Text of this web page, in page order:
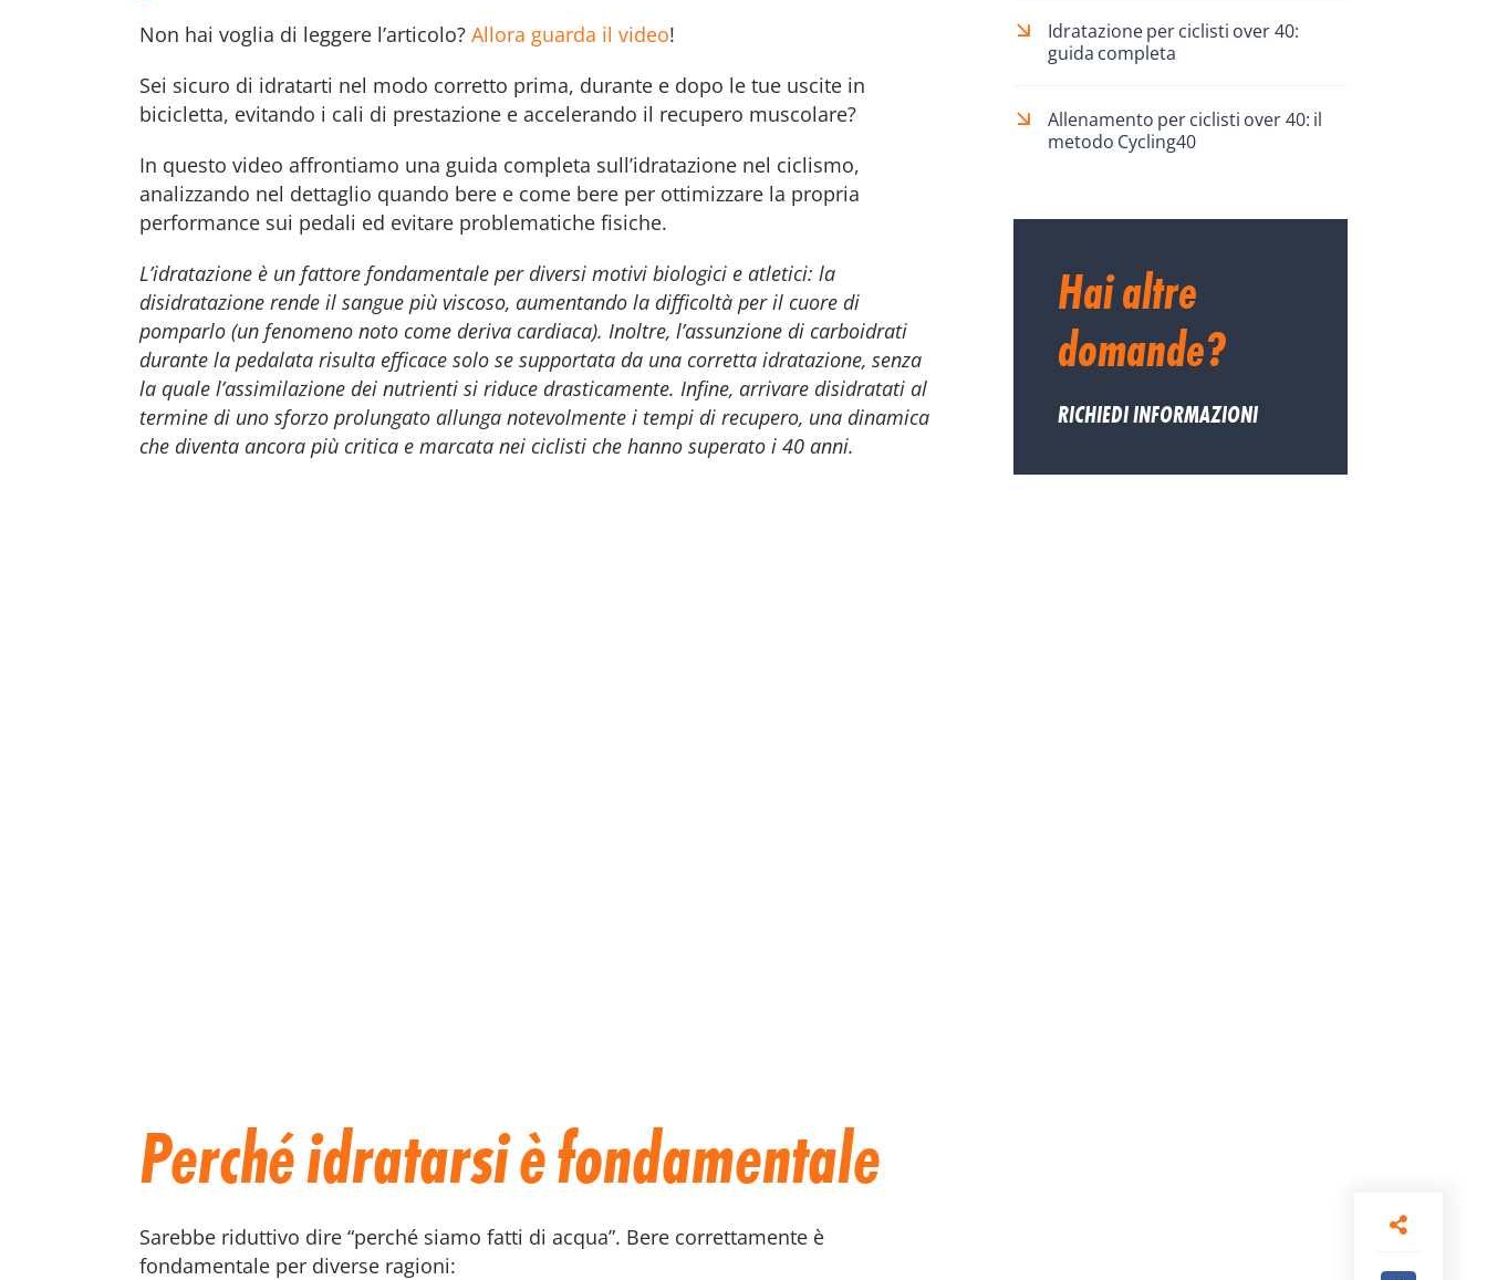
Non hai voglia di leggere l’articolo?Allora guarda il video!
Sei sicuro di idratarti nel modo corretto prima, durante e dopo le tue uscite in
bicicletta, evitando i cali di prestazione e accelerando il recupero muscolare?
In questo video affrontiamo una guida completa sull’idratazione nel ciclismo,
analizzando nel dettaglio quando bere e come bere per ottimizzare la propria
performance sui pedali ed evitare problematiche fisiche.
L’idratazione è un fattore fondamentale per diversi motivi biologici e atletici: la
disidratazione rende il sangue più viscoso, aumentando la difficoltà per il cuore di
pomparlo (un fenomeno noto come deriva cardiaca). Inoltre, l’assunzione di carboidrati
durante la pedalata risulta efficace solo se supportata da una corretta idratazione, senza
la quale l’assimilazione dei nutrienti si riduce drasticamente. Infine, arrivare disidratati al
termine di uno sforzo prolungato allunga notevolmente i tempi di recupero, una dinamica
che diventa ancora più critica e marcata nei ciclisti che hanno superato i 40 anni.
Perché idratarsi è fondamentale
Sarebbe riduttivo dire “perché siamo fatti di acqua”. Bere correttamente è
fondamentale per diverse ragioni:
Idratazione per ciclisti over 40:
guida completa
Allenamento per ciclisti over 40: il
metodo Cycling40
Hai altre
domande?
RICHIEDI INFORMAZIONI